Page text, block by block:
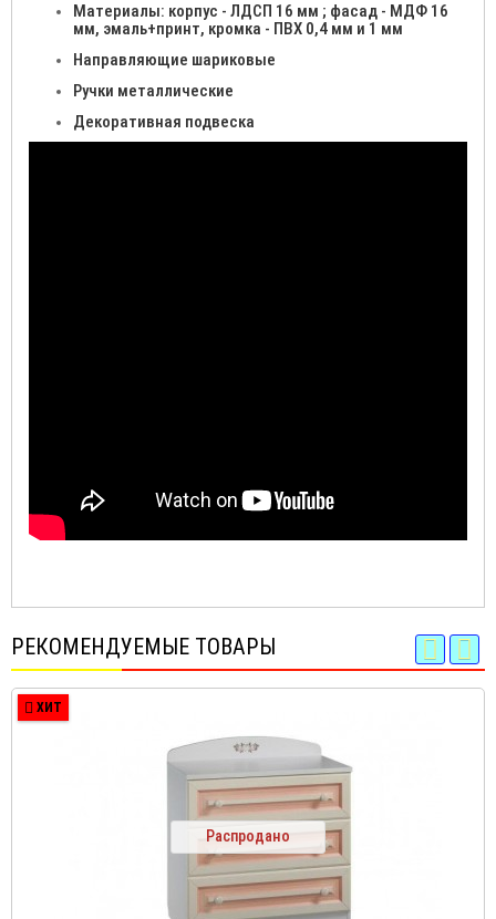
Материалы: корпус - ЛДСП 16 мм ; фасад - МДФ 16
мм, эмаль+принт, кромка - ПВХ 0,4 мм и 1 мм
Направляющие шариковые
Ручки металлические
Декоративная подвеска
РЕКОМЕНДУЕМЫЕ ТОВАРЫ
ХИТ
Распродано